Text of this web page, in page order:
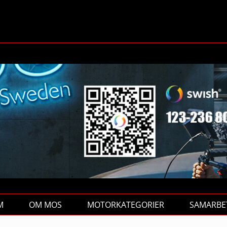
OM MOS MOTORKATEGORIER